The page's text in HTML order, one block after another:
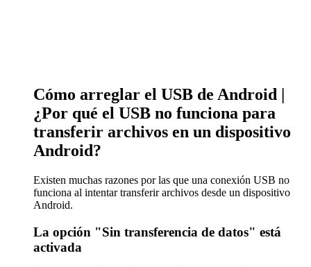
Cómo arreglar el USB de Android |
¿Por qué el USB no funciona para
transferir archivos en un dispositivo
Android?
Existen muchas razones por las que una conexión USB no
funciona al intentar transferir archivos desde un dispositivo
Android.
La opción "Sin transferencia de datos" está
activada